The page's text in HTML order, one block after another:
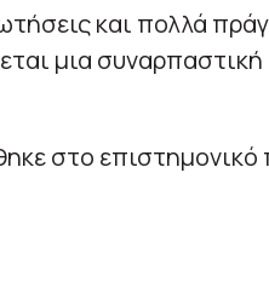
και πολλά
μια συναρπαστική
στο επιστημονικό